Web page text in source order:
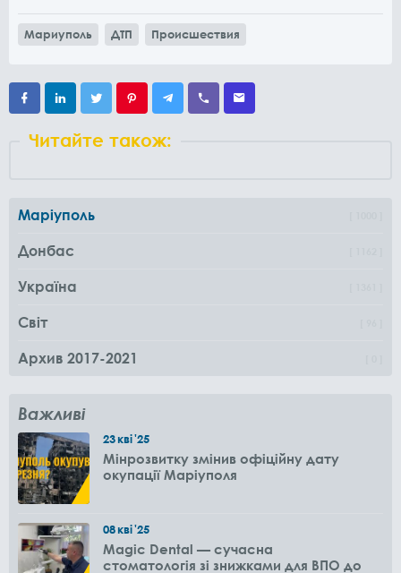
Мариуполь ДТП Происшествия
Читайте також:
Маріуполь
Донбас
Україна
Світ
Архив 2017-2021
Важливі
23кві'25
Мінрозвитку змінив офіційну дату
окупації Маріуполя
08кві'25
Magic Dental — сучасна
стоматологія зі знижками для ВПО до